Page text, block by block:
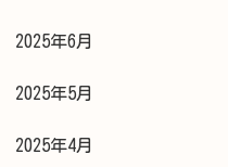
2025年6月
2025年5月
2025年4月